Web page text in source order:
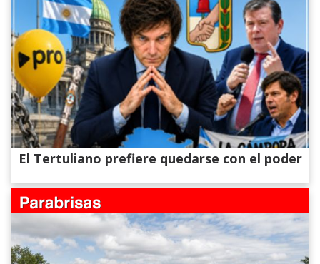
El Tertuliano prefiere quedarse con el poder